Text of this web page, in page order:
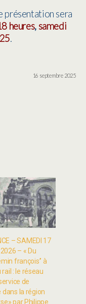
présentation sera
heures, samedi
.
16 septembre 2025
– SAMEDI 17
– « Du
françois’’ à
rail : le réseau
de
dans la région
par Philippe